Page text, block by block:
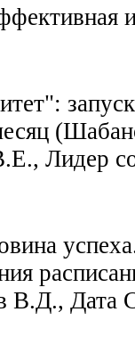
Лидер
В.Д., Дата